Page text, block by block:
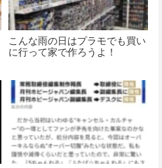
こんな雨の日はプラモでも買い
に行って家で作ろうよ！